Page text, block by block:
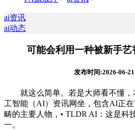
ai资讯
ai动态
可能会利用一种被新手
发布时间:2026-06-
就这么简单。若是大师看不懂，
工智能（AI）资讯网坐，包含AI正
畴的主要人物，• TLDR AI：这是科
一。